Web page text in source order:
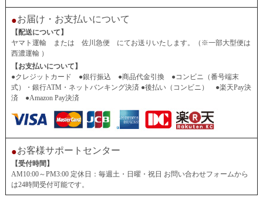
●お届け・お支払いについて
【配送について】
ヤマト運輸 または 佐川急便 にてお送りいたします。（※一部大型便は
西濃運輸 ）
【お支払いについて】
●クレジットカード ●銀行振込 ●商品代金引換 ●コンビニ（番号端末
式）・銀行ATM・ネットバンキング決済 ●後払い（コンビニ） ●楽天Pay決
済 ●Amazon Pay決済
●お客様サポートセンター
【受付時間】
AM10:00～PM3:00 定休日：毎週土・日曜・祝日 お問い合わせフォームから
は24時間受付可能です。